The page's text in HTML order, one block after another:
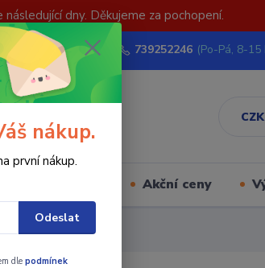
dny. Děkujeme za pochopení.
CZK
si rady? Zavolejte. 739252246 (Po-Pá, 8-15
Akční ceny
nákup.
první nákup.
Odeslat
dlepodmínek